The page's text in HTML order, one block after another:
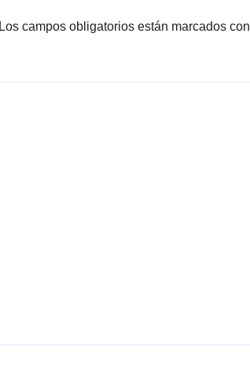
Los campos obligatorios están marcados con